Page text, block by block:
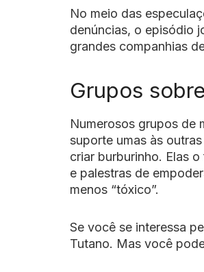
No meio das
denúncias, o episódio
grandes companhias
Grupos
Numerosos grupos de
suporte umas às
criar burburinho. Elas
e palestras de
menos “tóxico”.
Se você se interessa
Tutano. Mas você